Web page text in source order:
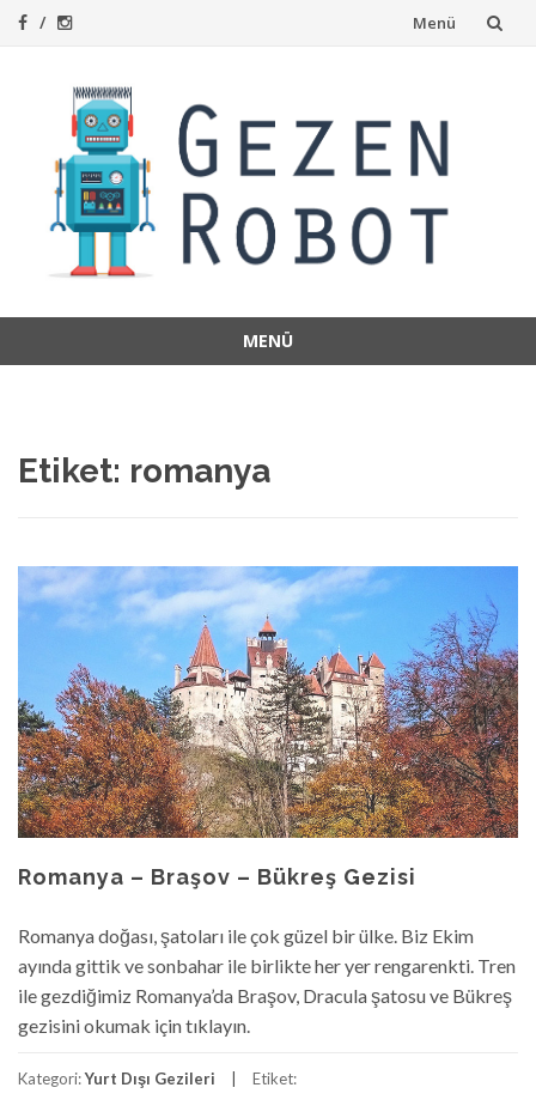
Menü
MENÜ
Etiket: romanya
Romanya – Braşov – Bükreş Gezisi
Romanya doğası, şatoları ile çok güzel bir ülke. Biz Ekim
ayında gittik ve sonbahar ile birlikte her yer rengarenkti. Tren
ile gezdiğimiz Romanya’da Braşov, Dracula şatosu ve Bükreş
gezisini okumak için tıklayın.
Kategori:Yurt Dışı Gezileri Etiket: